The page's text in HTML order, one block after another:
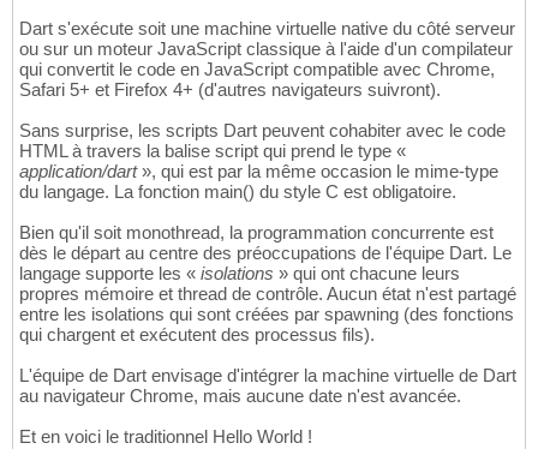
Dart s'exécute soit une machine virtuelle native du côté serveur
ou sur un moteur JavaScript classique à l'aide d'un compilateur
qui convertit le code en JavaScript compatible avec Chrome,
Safari 5+ et Firefox 4+ (d'autres navigateurs suivront).
Sans surprise, les scripts Dart peuvent cohabiter avec le code
HTML à travers la balise script qui prend le type «
application/dart», qui est par la même occasion le mime-type
du langage. La fonction main() du style C est obligatoire.
Bien qu'il soit monothread, la programmation concurrente est
dès le départ au centre des préoccupations de l'équipe Dart. Le
langage supporte les « isolations » qui ont chacune leurs
propres mémoire et thread de contrôle. Aucun état n'est partagé
entre les isolations qui sont créées par spawning (des fonctions
qui chargent et exécutent des processus fils).
L'équipe de Dart envisage d'intégrer la machine virtuelle de Dart
au navigateur Chrome, mais aucune date n'est avancée.
Et en voici le traditionnel Hello World !